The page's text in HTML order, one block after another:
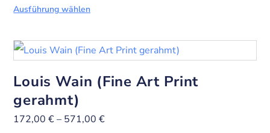
Ausführung wählen
Louis Wain (Fine Art Print
gerahmt)
172,00€– 571,00€